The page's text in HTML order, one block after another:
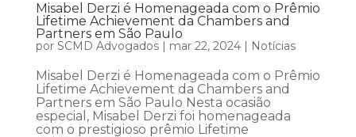
Misabel Derzi é Homenageada com o Prêmio
Lifetime Achievement da Chambers and
Partners em São Paulo
por SCMD Advogados| mar 22, 2024| Notícias
Misabel Derzi é Homenageada com o Prêmio
Lifetime Achievement da Chambers and
Partners em São Paulo Nesta ocasião
especial, Misabel Derzi foi homenageada
com o prestigioso prêmio Lifetime